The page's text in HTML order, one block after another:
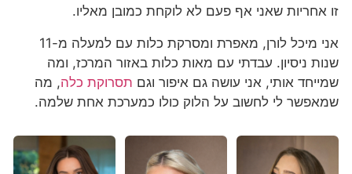
זו אחריות שאני אף פעם לא לוקחת כמובן מאליו.
אני מיכל לורן, מאפרת ומסרקת כלות עם למעלה מ-11
שנות ניסיון. עבדתי עם מאות כלות באזור המרכז, ומה
שמייחד אותי, אני עושה גם איפור וגםתסרוקת כלה, מה
שמאפשר לי לחשוב על הלוק כולו כמערכת אחת שלמה.